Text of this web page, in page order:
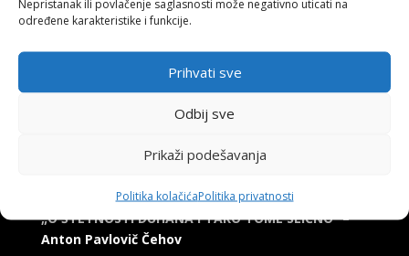
Nepristanak ili povlačenje saglasnosti može negativno uticati na
određene karakteristike i funkcije.
Prihvati sve
Odbij sve
Prikaži podešavanja
Politika kolačićaPolitika privatnosti
„O ŠTETNOSTI DUHANA I TAKO TOME SLIČNO“–
Anton Pavlovič Čehov